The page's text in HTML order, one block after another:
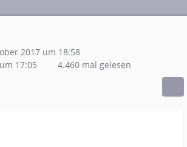
2017 um 18:58
17:05
4.460 mal gelesen